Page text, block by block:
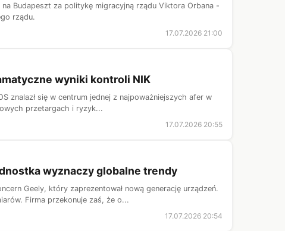
Budapeszt za politykę migracyjną rządu Viktora Orbana -
rządu.
17.07.2026 21:00
wyniki kontroli NIK
znalazł się w centrum jednej z najpoważniejszych afer w
przetargach i ryzyk...
17.07.2026 20:55
wyznaczy globalne trendy
Geely, który zaprezentował nową generację urządzeń.
Firma przekonuje zaś, że o...
17.07.2026 20:54